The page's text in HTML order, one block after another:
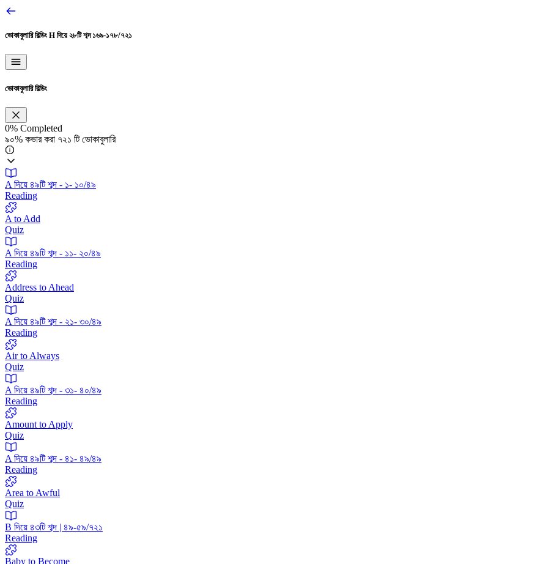
ভোকাবুলারি বিল্ডিংH দিয়ে ২৮টি শব্দ ১৬৯-১৭৮/৭২১
ভোকাবুলারি বিল্ডিং
0% Completed
৯০% কভার করা ৭২১ টি ভোকাবুলারি
A দিয়ে ৪৯টি শব্দ - ১- ১০/৪৯
Reading
A to Add
Quiz
A দিয়ে ৪৯টি শব্দ - ১১- ২০/৪৯
Reading
Address to Ahead
Quiz
A দিয়ে ৪৯টি শব্দ - ২১- ৩০/৪৯
Reading
Air to Always
Quiz
A দিয়ে ৪৯টি শব্দ - ৩১- ৪০/৪৯
Reading
Amount to Apply
Quiz
A দিয়ে ৪৯টি শব্দ - ৪১- ৪৯/৪৯
Reading
Area to Awful
Quiz
B দিয়ে ৪৩টি শব্দ | ৪৯-৫৯/৭২১
Reading
Baby to Become